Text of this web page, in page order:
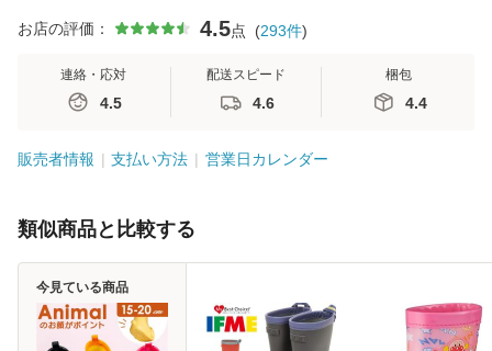
お店の評価： 4.5点 (293件)
連絡・応対
4.5
配送スピード
4.6
梱包
4.4
販売者情報 支払い方法 営業日カレンダー
類似商品と比較する
今見ている商品